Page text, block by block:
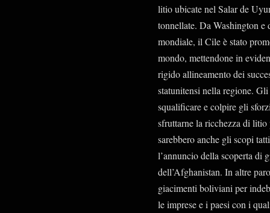
litio ubicate nel Salar de
tonnellate. Da Washington e
mondiale, il Cile è stato
mondo, mettendone in
rigido allineamento dei
statunitensi nella regione.
squalificare e colpire gli
sfruttarne la ricchezza di
sarebbero anche gli scopi
l’annuncio della scoperta di
dell’Afghanistan. In altre
giacimenti boliviani per
le imprese e i paesi con i